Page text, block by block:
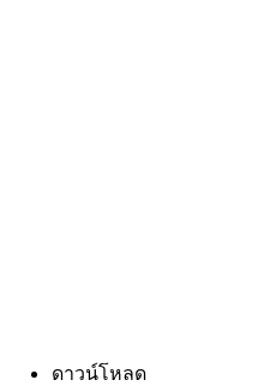
ดาวน์โหลด